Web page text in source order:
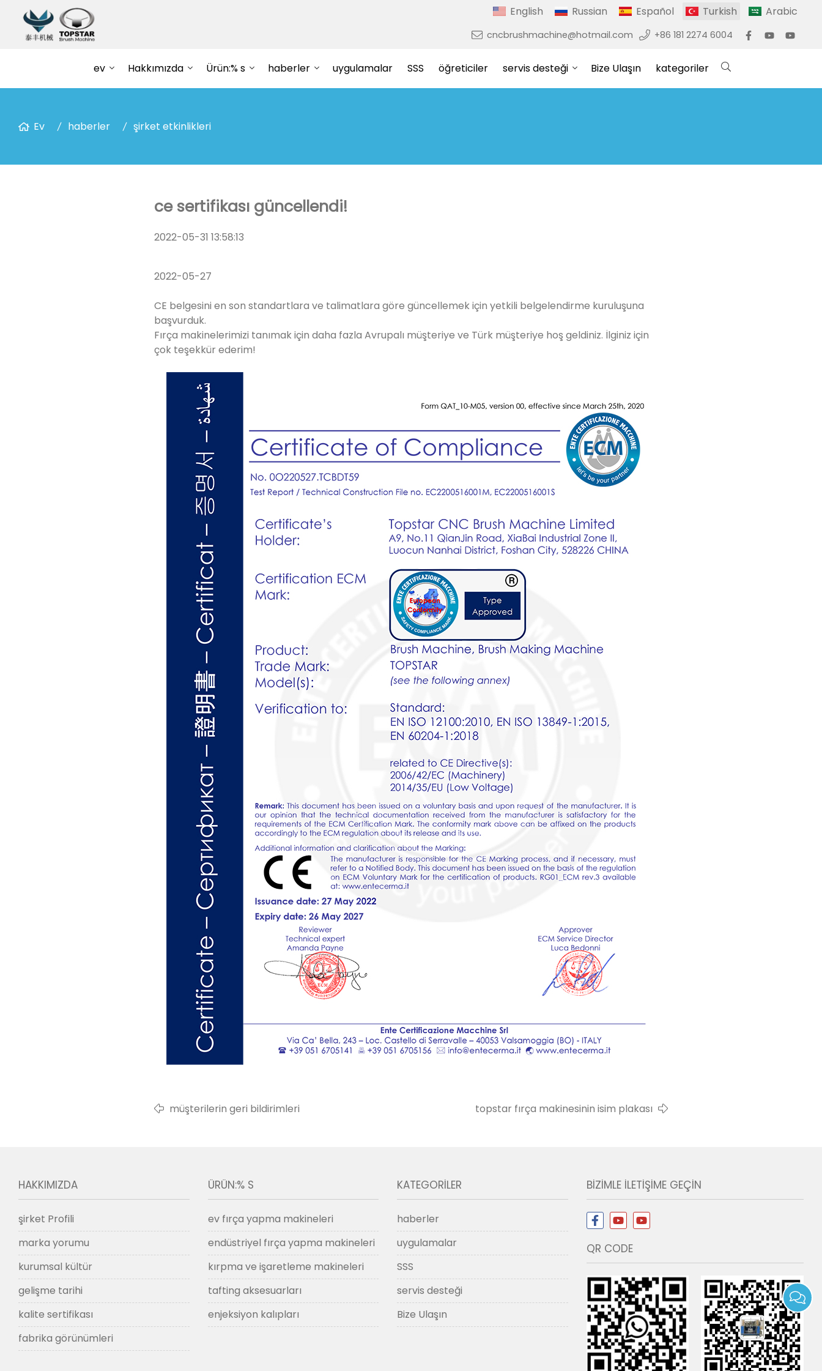
English Russian Español Turkish Arabic
cncbrushmachine@hotmail.com +86 181 2274 6004
ev Hakkımızda Ürün:% s haberler uygulamalar SSS öğreticiler servis desteği Bize Ulaşın kategoriler
Ev haberler şirket etkinlikleri
ce sertifikası güncellendi!
2022-05-31 13:58:13
2022-05-27
CE belgesini en son standartlara ve talimatlara göre güncellemek için yetkili belgelendirme kuruluşuna
başvurduk.
Fırça makinelerimizi tanımak için daha fazla Avrupalı ​​müşteriye ve Türk müşteriye hoş geldiniz. İlginiz için
çok teşekkür ederim!
müşterilerin geri bildirimleri topstar fırça makinesinin isim plakası
HAKKIMIZDA
şirket Profili
marka yorumu
kurumsal kültür
gelişme tarihi
kalite sertifikası
fabrika görünümleri
ÜRÜN:% S
ev fırça yapma makineleri
endüstriyel fırça yapma makineleri
kırpma ve işaretleme makineleri
tafting aksesuarları
enjeksiyon kalıpları
KATEGORILER
haberler
uygulamalar
SSS
servis desteği
Bize Ulaşın
BIZIMLE ILETIŞIME GEÇIN
QR CODE